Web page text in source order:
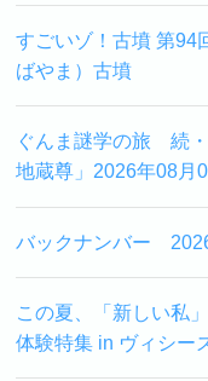
すごいゾ！古墳 第
ばやま）古墳
ぐんま謎学の旅 続
地蔵尊」2026年08月
バックナンバー
この夏、「新しい私
体験特集 in ヴィシー